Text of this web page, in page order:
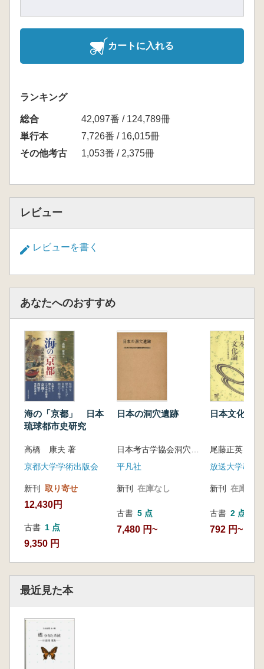
カートに入れる
ランキング
総合
42,097番 / 124,789冊
単行本
7,726番 / 16,015冊
その他考古
1,053番 / 2,375冊
レビュー
レビューを書く
あなたへのおすすめ
海の「京都」 日本
琉球都市史研究
高橋 康夫 著
京都大学学術出版会
新刊 取り寄せ
12,430円
古書 1 点
9,350 円
日本の洞穴遺跡
日本考古学協会洞穴遺跡調査特別委員会
平凡社
新刊 在庫なし
古書 5 点
7,480 円~
日本文化論
尾藤正英 著
放送大学教育
新刊 在庫なし
古書 2 点
792 円~
最近見た本